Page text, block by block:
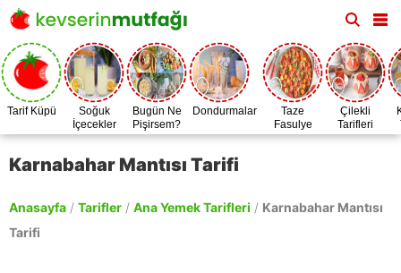
Tarif Küpü
Soğuk
İçecekler
Bugün Ne
Pişirsem?
Dondurmalar
Taze
Fasulye
Zamanı
Çilekli
Tarifleri
Karnabahar Mantısı Tarifi
Anasayfa / Tarifler / Ana Yemek Tarifleri / Karnabahar Mantısı
Tarifi